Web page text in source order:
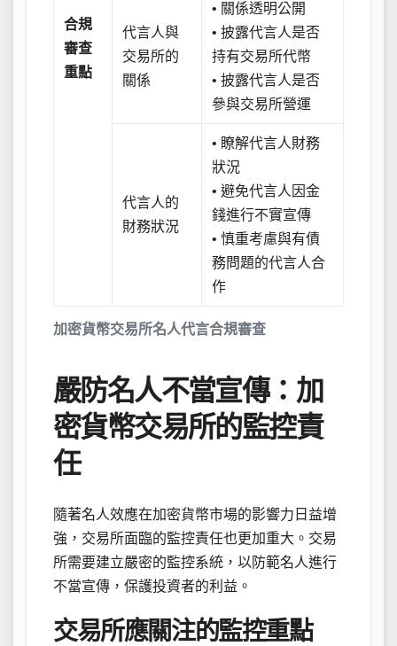
加密貨幣交易所名人代言合規審查
合規
審查
重點
代言人與
交易所的
關係
• 關係透明公開
• 披露代言人是否
持有交易所代幣
• 披露代言人是否
參與交易所營運
代言人的
財務狀況
• 瞭解代言人財務
狀況
• 避免代言人因金
錢進行不實宣傳
• 慎重考慮與有債
務問題的代言人合
作
嚴防名人不當宣傳：加
密貨幣交易所的監控責
任
隨著名人效應在加密貨幣市場的影響力日益增
強，交易所面臨的監控責任也更加重大。交易
所需要建立嚴密的監控系統，以防範名人進行
不當宣傳，保護投資者的利益。
交易所應關注的監控重點